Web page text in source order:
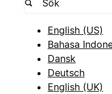
English (US)
Bahasa
Dansk
Deutsch
English (UK)